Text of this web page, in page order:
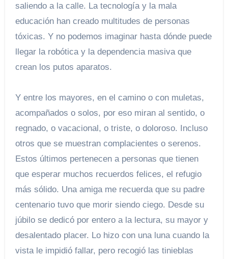
saliendo a la calle. La tecnología y la mala
educación han creado multitudes de personas
tóxicas. Y no podemos imaginar hasta dónde puede
llegar la robótica y la dependencia masiva que
crean los putos aparatos.
Y entre los mayores, en el camino o con muletas,
acompañados o solos, por eso miran al sentido, o
regnado, o vacacional, o triste, o doloroso. Incluso
otros que se muestran complacientes o serenos.
Estos últimos pertenecen a personas que tienen
que esperar muchos recuerdos felices, el refugio
más sólido. Una amiga me recuerda que su padre
centenario tuvo que morir siendo ciego. Desde su
júbilo se dedicó por entero a la lectura, su mayor y
desalentado placer. Lo hizo con una luna cuando la
vista le impidió fallar, pero recogió las tinieblas